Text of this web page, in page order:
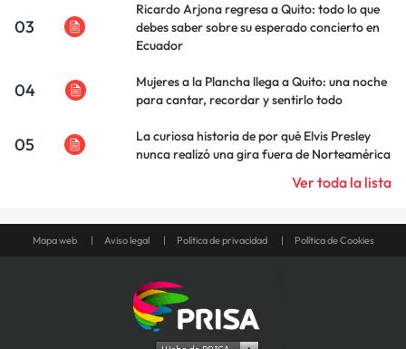
03
Ricardo Arjona regresa a Quito: todo lo que
debes saber sobre su esperado concierto en
Ecuador
04
Mujeres a la Plancha llega a Quito: una noche
para cantar, recordar y sentirlo todo
05
La curiosa historia de por qué Elvis Presley
nunca realizó una gira fuera de Norteamérica
Ver toda la lista
Mapa web Aviso legal Política de privacidad Política de Cookies